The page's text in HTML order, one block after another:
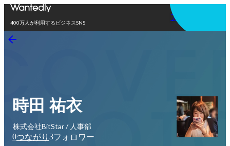
400万人が利用するビジネスSNS
アプリを使う
時田 祐衣
株式会社BitStar / 人事部
0つながり 3フォロワー